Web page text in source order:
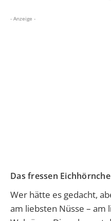
- Anzeige -
Das fressen
Wer hätte es gedacht,
am liebsten Nüsse – am